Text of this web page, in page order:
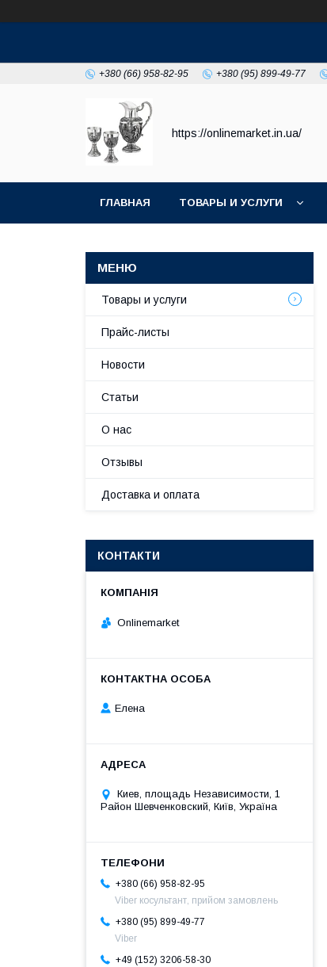
+380 (66) 958-82-95 +380 (95) 899-49-77
https://onlinemarket.in.ua/
ГЛАВНАЯ ТОВАРЫ И УСЛУГИ
Товары и услуги
Прайс-листы
Новости
Статьи
О нас
Отзывы
Доставка и оплата
КОНТАКТИ
Onlinemarket
Елена
Киев, площадь Независимости, 1
Район Шевченковский, Київ, Україна
+380 (66) 958-82-95
Viber косультант, прийом замовлень
+380 (95) 899-49-77
Viber
+49 (152) 3206-58-30